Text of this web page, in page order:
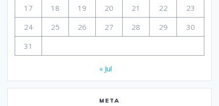
17
18 19 20 21 22
23
24
25 26 27 28 29
30
31
« Jul
META